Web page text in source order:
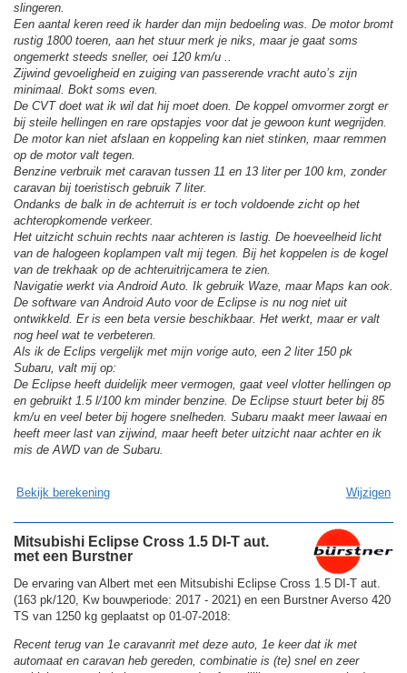
slingeren.
Een aantal keren reed ik harder dan mijn bedoeling was. De motor bromt
rustig 1800 toeren, aan het stuur merk je niks, maar je gaat soms
ongemerkt steeds sneller, oei 120 km/u ..
Zijwind gevoeligheid en zuiging van passerende vracht auto’s zijn
minimaal. Bokt soms even.
De CVT doet wat ik wil dat hij moet doen. De koppel omvormer zorgt er
bij steile hellingen en rare opstapjes voor dat je gewoon kunt wegrijden.
De motor kan niet afslaan en koppeling kan niet stinken, maar remmen
op de motor valt tegen.
Benzine verbruik met caravan tussen 11 en 13 liter per 100 km, zonder
caravan bij toeristisch gebruik 7 liter.
Ondanks de balk in de achterruit is er toch voldoende zicht op het
achteropkomende verkeer.
Het uitzicht schuin rechts naar achteren is lastig. De hoeveelheid licht
van de halogeen koplampen valt mij tegen. Bij het koppelen is de kogel
van de trekhaak op de achteruitrijcamera te zien.
Navigatie werkt via Android Auto. Ik gebruik Waze, maar Maps kan ook.
De software van Android Auto voor de Eclipse is nu nog niet uit
ontwikkeld. Er is een beta versie beschikbaar. Het werkt, maar er valt
nog heel wat te verbeteren.
Als ik de Eclips vergelijk met mijn vorige auto, een 2 liter 150 pk
Subaru, valt mij op:
De Eclipse heeft duidelijk meer vermogen, gaat veel vlotter hellingen op
en gebruikt 1.5 l/100 km minder benzine. De Eclipse stuurt beter bij 85
km/u en veel beter bij hogere snelheden. Subaru maakt meer lawaai en
heeft meer last van zijwind, maar heeft beter uitzicht naar achter en ik
mis de AWD van de Subaru.
Bekijk berekening Wijzigen
Mitsubishi Eclipse Cross 1.5 DI-T aut.
met een Burstner
De ervaring van Albert met een Mitsubishi Eclipse Cross 1.5 DI-T aut.
(163 pk/120, Kw bouwperiode: 2017 - 2021) en een Burstner Averso 420
TS van 1250 kg geplaatst op 01-07-2018:
Recent terug van 1e caravanrit met deze auto, 1e keer dat ik met
automaat en caravan heb gereden, combinatie is (te) snel en zeer